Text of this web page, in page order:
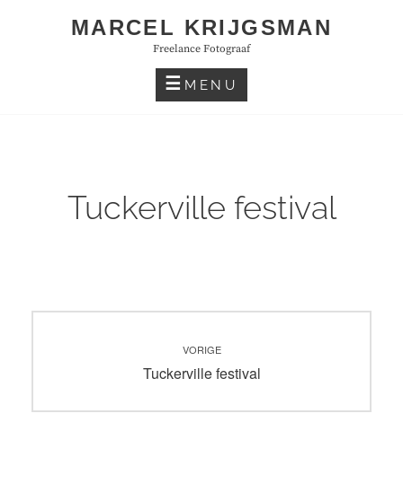
MARCEL KRIJGSMAN
Freelance Fotograaf
MENU
Tuckerville festival
navigatie
VORIGE
Vorig
Tuckerville festival